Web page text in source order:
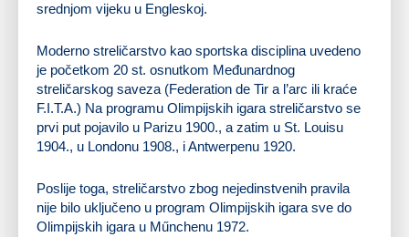
srednjom vijeku u Engleskoj.
Moderno streličarstvo kao sportska disciplina uvedeno
je početkom 20 st. osnutkom Međunardnog
streličarskog saveza (Federation de Tir a l’arc ili kraće
F.I.T.A.) Na programu Olimpijskih igara streličarstvo se
prvi put pojavilo u Parizu 1900., a zatim u St. Louisu
1904., u Londonu 1908., i Antwerpenu 1920.
Poslije toga, streličarstvo zbog nejedinstvenih pravila
nije bilo uključeno u program Olimpijskih igara sve do
Olimpijskih igara u Műnchenu 1972.